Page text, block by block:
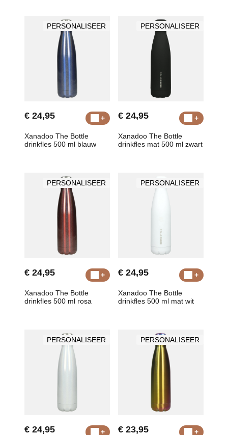
PERSONALISEER
€ 24,95
Xanadoo The Bottle
drinkfles 500 ml blauw
PERSONALISEER
€ 24,95
Xanadoo The Bottle
drinkfles mat 500 ml zwart
PERSONALISEER
€ 24,95
Xanadoo The Bottle
drinkfles 500 ml rosa
PERSONALISEER
€ 24,95
Xanadoo The Bottle
drinkfles 500 ml mat wit
PERSONALISEER
€ 24,95
PERSONALISEER
€ 23,95